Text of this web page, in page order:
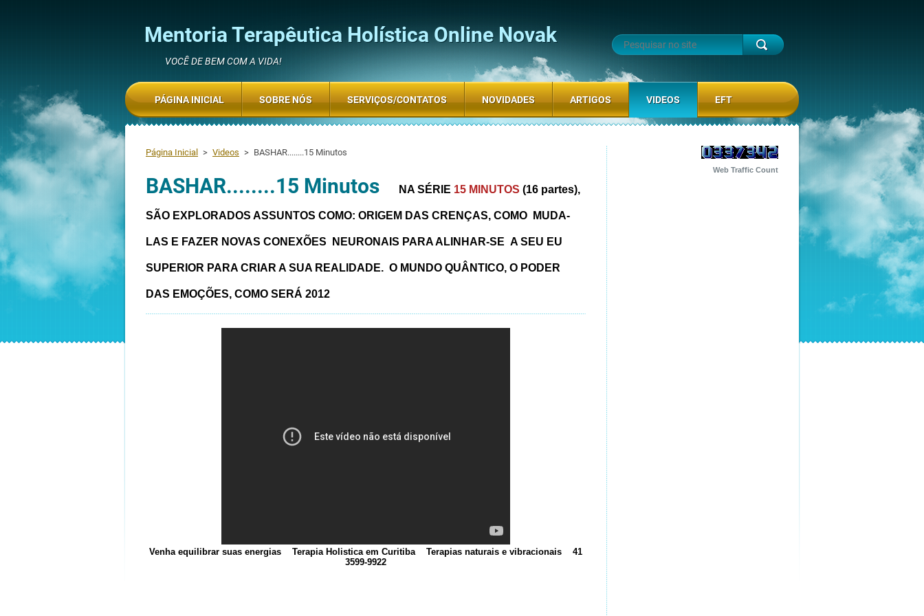
Mentoria Terapêutica Holística Online Novak
VOCÊ DE BEM COM A VIDA!
Página Inicial > Videos > BASHAR........15 Minutos
BASHAR........15 Minutos NA SÉRIE 15 MINUTOS (16 partes),
SÃO EXPLORADOS ASSUNTOS COMO: ORIGEM DAS CRENÇAS, COMO MUDA-
LAS E FAZER NOVAS CONEXÕES NEURONAIS PARA ALINHAR-SE A SEU EU
SUPERIOR PARA CRIAR A SUA REALIDADE. O MUNDO QUÂNTICO, O PODER
DAS EMOÇÕES, COMO SERÁ 2012
Venha equilibrar suas energias Terapia Holistica em Curitiba Terapias naturais e vibracionais 41
3599-9922
Web Traffic Count
PÁGINA INICIAL SOBRE NÓS SERVIÇOS/CONTATOS NOVIDADES ARTIGOS VIDEOS EFT